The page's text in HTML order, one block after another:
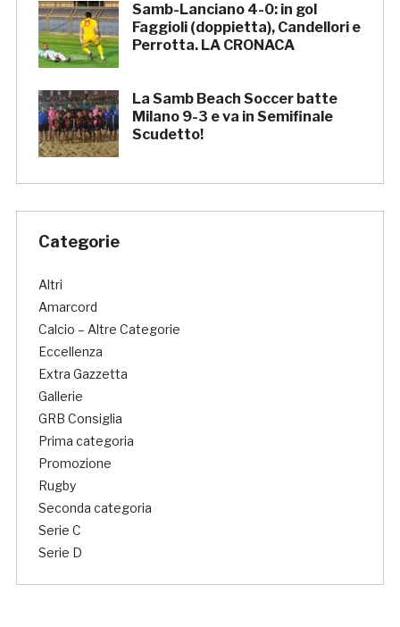
Samb-Lanciano 4-0: in gol
Faggioli (doppietta), Candellori e
Perrotta. LA CRONACA
La Samb Beach Soccer batte
Milano 9-3 e va in Semifinale
Scudetto!
Categorie
Altri
Amarcord
Calcio – Altre Categorie
Eccellenza
Extra Gazzetta
Gallerie
GRB Consiglia
Prima categoria
Promozione
Rugby
Seconda categoria
Serie C
Serie D